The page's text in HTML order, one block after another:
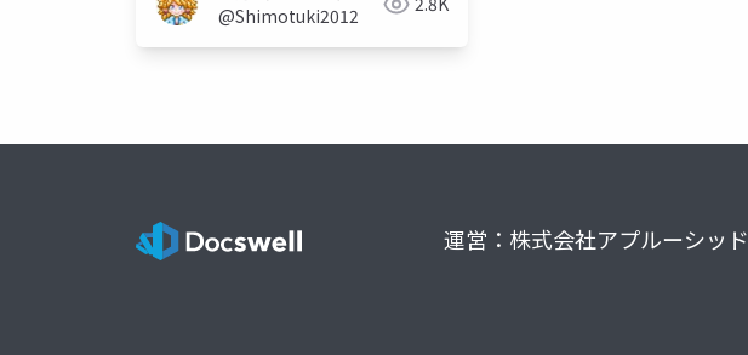
@Shimotuki2012
運営：株式会社アプルーシッド